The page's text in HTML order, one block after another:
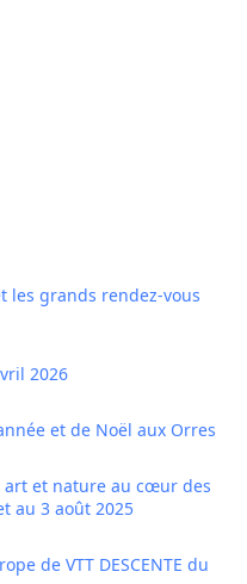
les grands rendez-vous
2026
et de Noël aux Orres
art et nature au cœur des
au 3 août 2025
de VTT DESCENTE du